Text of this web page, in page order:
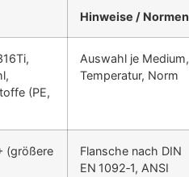
Hinweise / Normen
(PE,
Auswahl je Medium,
Temperatur, Norm
(größere
Flansche nach DIN
EN 1092‑1, ANSI